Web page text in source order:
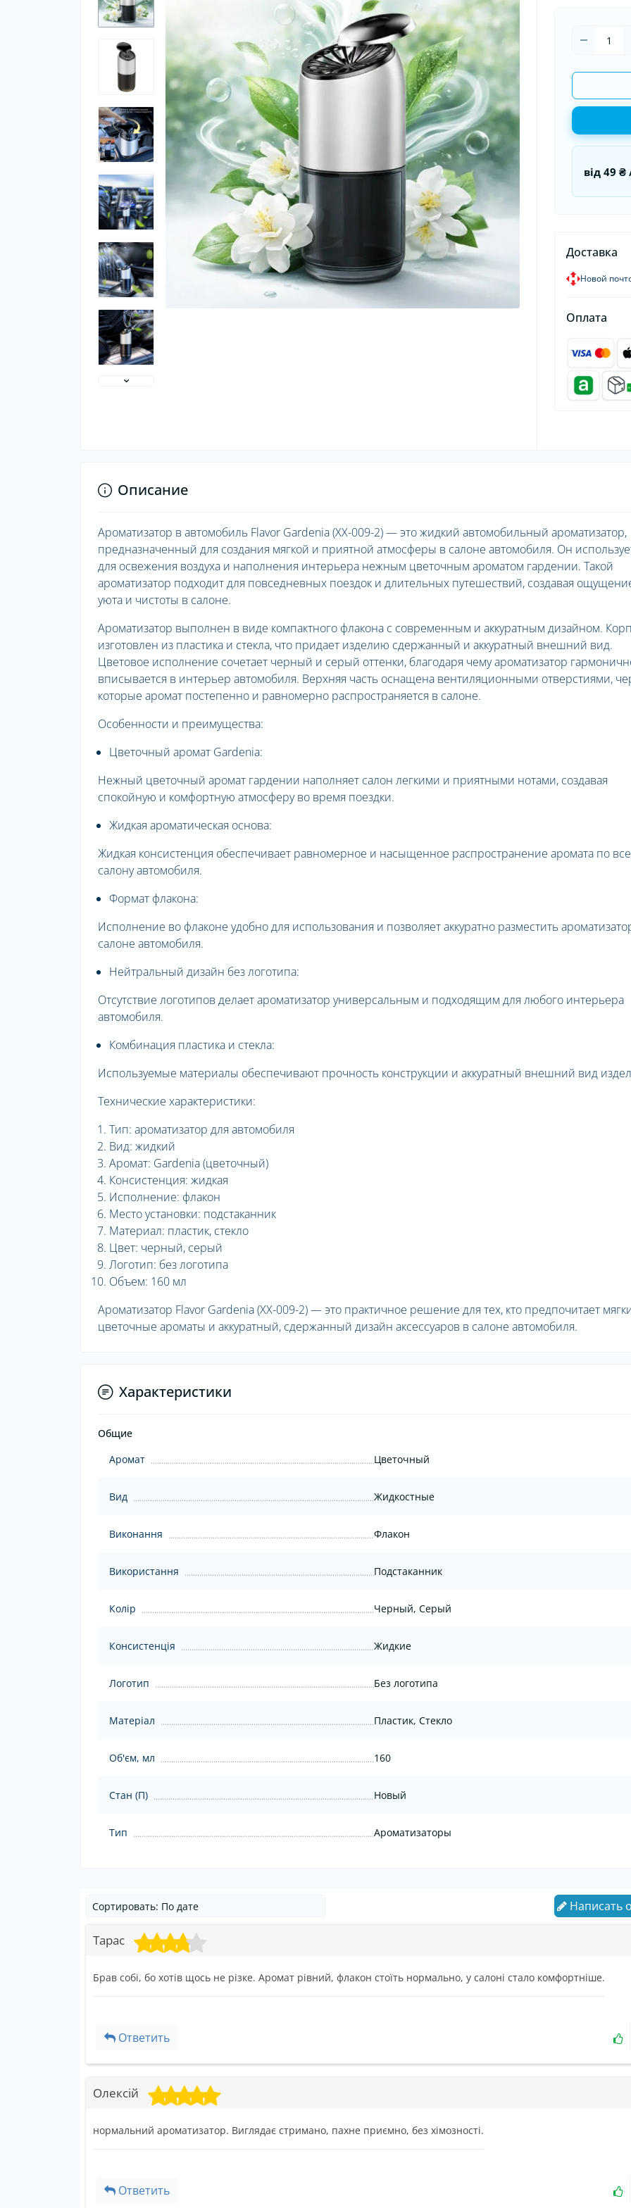
Ароматизаторы в машину
Ароматизаторы для дома и
офиса
Накидки на сидения
Органайзеры в авто
Пуско-
від 49 ₴
Доставка
Новой
Оплата
Описание
Ароматизатор в автомобиль Flavor Gardenia (XX-009-2) — это жидкий автомобильный ароматизатор,
предназначенный для создания мягкой и приятной атмосферы в салоне автомобиля. Он
для освежения воздуха и наполнения интерьера нежным цветочным ароматом гардении. Такой
ароматизатор подходит для повседневных поездок и длительных путешествий, создавая
уюта и чистоты в салоне.
Ароматизатор выполнен в виде компактного флакона с современным и аккуратным дизайном.
изготовлен из пластика и стекла, что придает изделию сдержанный и аккуратный внешний вид.
Цветовое исполнение сочетает черный и серый оттенки, благодаря чему ароматизатор
вписывается в интерьер автомобиля. Верхняя часть оснащена вентиляционными отверстиями,
которые аромат постепенно и равномерно распространяется в салоне.
Особенности и преимущества:
Цветочный аромат Gardenia:
Нежный цветочный аромат гардении наполняет салон легкими и приятными нотами, создавая
спокойную и комфортную атмосферу во время поездки.
Жидкая ароматическая основа:
Жидкая консистенция обеспечивает равномерное и насыщенное распространение аромата по
салону автомобиля.
Формат флакона:
Исполнение во флаконе удобно для использования и позволяет аккуратно разместить
салоне автомобиля.
Нейтральный дизайн без логотипа:
Отсутствие логотипов делает ароматизатор универсальным и подходящим для любого интерьера
автомобиля.
Комбинация пластика и стекла:
Используемые материалы обеспечивают прочность конструкции и аккуратный внешний вид
Технические характеристики:
Тип: ароматизатор для автомобиля
Вид: жидкий
Аромат: Gardenia (цветочный)
Консистенция: жидкая
Исполнение: флакон
Место установки: подстаканник
Материал: пластик, стекло
Цвет: черный, серый
Логотип: без логотипа
Объем: 160 мл
Ароматизатор Flavor Gardenia (XX-009-2) — это практичное решение для тех, кто предпочитает
цветочные ароматы и аккуратный, сдержанный дизайн аксессуаров в салоне автомобиля.
Характеристики
Общие
Аромат
Цветочный
Вид Жидкостные
Виконання Флакон
Використання Подстаканник
Колір Черный, Серый
Консистенція Жидкие
Логотип Без логотипа
Матеріал Пластик, Стекло
Об'єм, мл 160
Стан (П) Новый
Тип Ароматизаторы
Написать
Тарас
Брав собі, бо хотів щось не різке. Аромат рівний, флакон стоїть нормально, у салоні стало комфортніше.
Ответить
Олексій
нормальний ароматизатор. Виглядає стримано, пахне приємно, без хімозності.
Ответить